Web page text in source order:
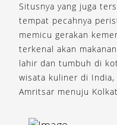
Situsnya yang juga
tempat pecahnya
memicu gerakan
terkenal akan
lahir dan tumbuh di
wisata kuliner di
Amritsar menuju